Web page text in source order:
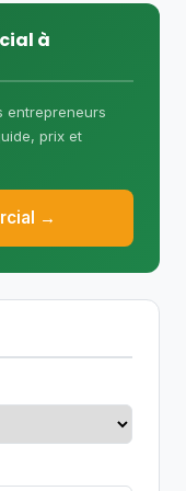
licence
et
requises
à
entrepreneurs
prix et
→